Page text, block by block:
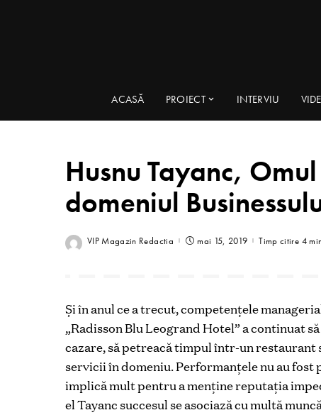
ACASĂ PROIECT INTERVIU
Husnu Tayanc,
domeniul
VIP Magazin Redactia mai 15, 2019 Timp citire 4
Și în anul ce a trecut, competențele
„Radisson Blu Leogrand Hotel” a continuat
cazare, să petreacă timpul într-un restaurant
servicii în domeniu. Performanțele nu au fost
implică mult pentru a menține reputația
el Tayanc succesul se asociază cu multă